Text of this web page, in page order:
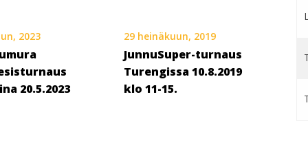
2023
20.5.2023
29 heinäkuun, 2019
JunnuSuper-turnaus
Turengissa 10.8.2019
klo 11-15.